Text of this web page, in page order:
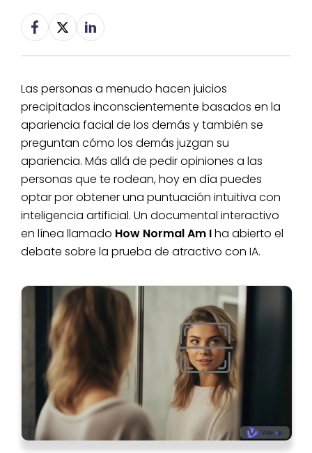
Las personas a menudo hacen juicios
precipitados inconscientemente basados en la
apariencia facial de los demás y también se
preguntan cómo los demás juzgan su
apariencia. Más allá de pedir opiniones a las
personas que te rodean, hoy en día puedes
optar por obtener una puntuación intuitiva con
inteligencia artificial. Un documental interactivo
en línea llamado How Normal Am Iha abierto el
debate sobre la prueba de atractivo con IA.